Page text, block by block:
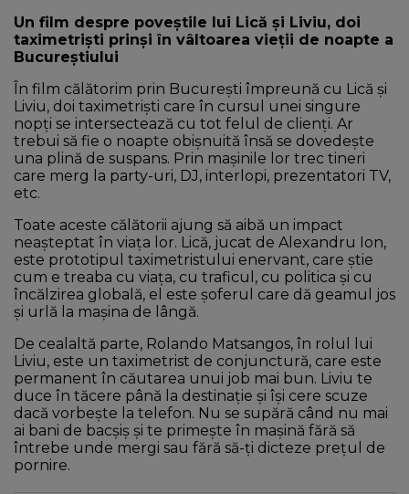
Un film despre poveștile lui Lică și Liviu, doi
taximetriști prinși în vâltoarea vieții de noapte a
Bucureștiului
În film călătorim prin București împreună cu Lică și
Liviu, doi taximetriști care în cursul unei singure
nopţi se intersectează cu tot felul de clienţi. Ar
trebui să fie o noapte obișnuită însă se dovedește
una plină de suspans. Prin mașinile lor trec tineri
care merg la party-uri, DJ, interlopi, prezentatori TV,
etc.
Toate aceste călătorii ajung să aibă un impact
neașteptat în viaţa lor. Lică, jucat de Alexandru Ion,
este prototipul taximetristului enervant, care știe
cum e treaba cu viaţa, cu traficul, cu politica și cu
încălzirea globală, el este șoferul care dă geamul jos
și urlă la mașina de lângă.
De cealaltă parte, Rolando Matsangos, în rolul lui
Liviu, este un taximetrist de conjunctură, care este
permanent în căutarea unui job mai bun. Liviu te
duce în tăcere până la destinaţie și își cere scuze
dacă vorbește la telefon. Nu se supără când nu mai
ai bani de bacșiș și te primește în mașină fără să
întrebe unde mergi sau fără să-ţi dicteze preţul de
pornire.